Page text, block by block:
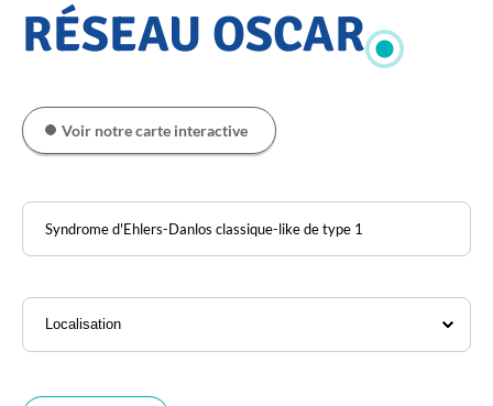
réseau
OSCAR
RÉSEAU OSCAR
Voir notre carte interactive
Rechercher
dans
l'annuaire
Pathologie
Localisation